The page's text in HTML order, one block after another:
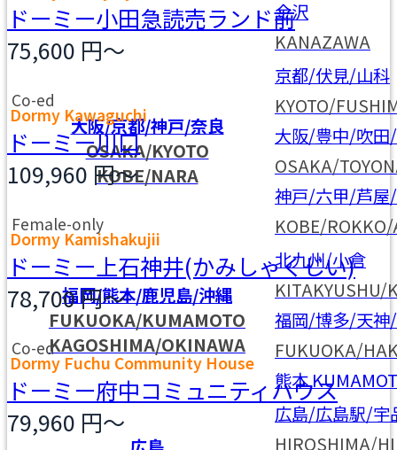
金沢
KANAZAWA
大阪/京都/神戸/奈良
OSAKA/KYOTO
KOBE/NARA
京都/伏見/山科
KYOTO/
大阪/豊中/吹
OSAKA/
神戸/六甲/芦屋
KOBE/
福岡/熊本/鹿児島/沖縄
FUKUOKA/KUMAMOTO
KAGOSHIMA/OKINAWA
北九州/小倉
KITAKYUSHU/
福岡/博多/天神
FUKUOKA/
熊本
広島/広島駅/宇
HIROSHIMA/
ドーミー小田急読売ランド前
75,600 円～
Co-ed
Dormy Kawaguchi
ドーミー川口
109,960 円～
Female-only
Dormy Kamishakujii
ドーミー上石神井(かみしゃくじい)
78,700円～
Co-ed
Dormy Fuchu Community House
ドーミー府中コミュニティハウス
79,960 円～